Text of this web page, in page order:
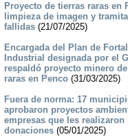
Proyecto de tierras raras en
limpieza de imagen y
fallidas(21/07/2025)
Encargada del Plan de
Industrial designada por el
respaldó proyecto minero
raras en Penco(31/03/2025)
Fuera de norma: 17
aprobaron proyectos
empresas que les
donaciones(05/01/2025)